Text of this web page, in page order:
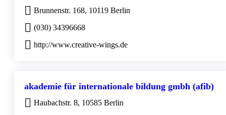
Brunnenstr. 168, 10119 Berlin
(030) 34396668
http://www.creative-wings.de
akademie für internationale bildung gmbh (afib)
Haubachstr. 8, 10585 Berlin